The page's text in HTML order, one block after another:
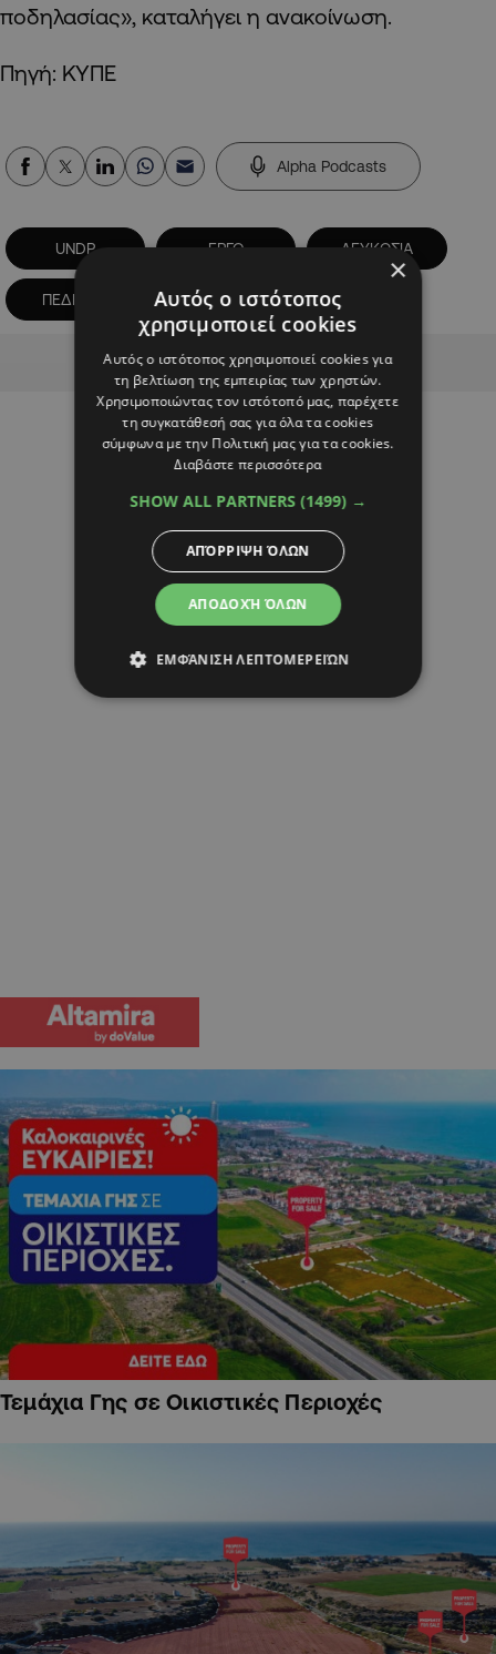
ποδηλασίας», καταλήγει η ανακοίνωση.
Πηγή: ΚΥΠΕ
Alpha Podcasts
UNDP ΕΡΓΟ ΛΕΥΚΩΣΙΑ
ΠΕΔΙΑΙΟΣ ΠΕΔΙΑΙΟΣ ΠΟΤΑΜΟΣ
Advertisement
Τεμάχια Γης σε Οικιστικές Περιοχές
×
Αυτός ο ιστότοπος
χρησιμοποιεί cookies
Αυτός ο ιστότοπος χρησιμοποιεί cookies για
τη βελτίωση της εμπειρίας των χρηστών.
Χρησιμοποιώντας τον ιστότοπό μας, παρέχετε
τη συγκατάθεσή σας για όλα τα cookies
σύμφωνα με την Πολιτική μας για τα cookies.
Διαβάστε περισσότερα
SHOW ALL PARTNERS (1499) →
ΑΠΟΔΟΧΉ ΌΛΩΝ
ΑΠΌΡΡΙΨΗ ΌΛΩΝ
ΕΜΦΆΝΙΣΗ ΛΕΠΤΟΜΕΡΕΙΏΝ